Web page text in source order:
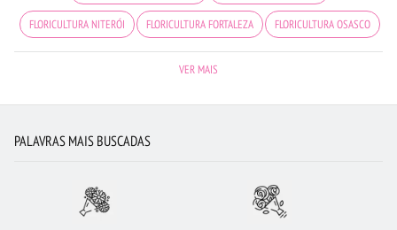
FLORICULTURA NITERÓI FLORICULTURA FORTALEZA FLORICULTURA OSASCO
FLORICULTURA BRASÍLIA COROA DE FLORES
VER MAIS
PALAVRAS MAIS BUSCADAS